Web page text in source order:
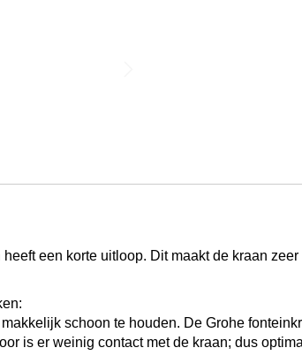
een korte uitloop. Dit maakt de kraan
schoon te houden. De Grohe
is er weinig contact met de kraan; dus